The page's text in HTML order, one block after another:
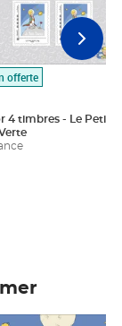
offerte
4 timbres - Le Petit